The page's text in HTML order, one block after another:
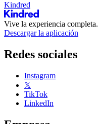
Kindred
Vive la experiencia completa.
Descargar la aplicación
Redes sociales
Instagram
𝕏
TikTok
LinkedIn